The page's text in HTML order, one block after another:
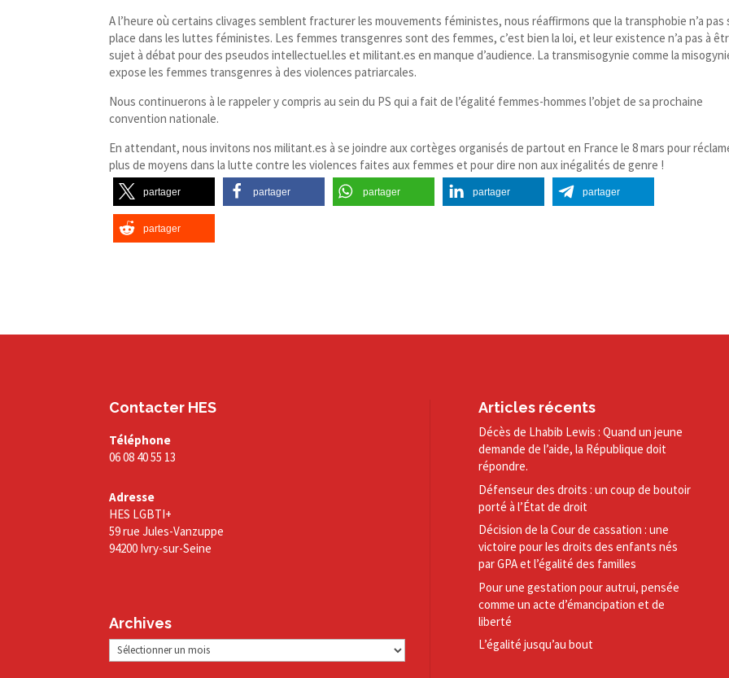
A l’heure où certains clivages semblent fracturer les mouvements féministes, nous réaffirmons que la transphobie n’a pas
place dans les luttes féministes. Les femmes transgenres sont des femmes, c’est bien la loi, et leur existence n’a pas à
sujet à débat pour des pseudos intellectuel.les et militant​.es en manque d’audience. La transmisogynie comme la
expose les femmes transgenres à des violences patriarcales.
Nous continuerons à le rappeler y compris au sein du PS qui a fait de l’égalité femmes-​hommes l’objet de sa prochaine
convention nationale.
En attendant, nous invitons nos militant​.es à se joindre aux cortèges organisés de partout en France le 8 mars pour
plus de moyens dans la lutte contre les violences faites aux femmes et pour dire non aux inégalités de genre !
partager partager partager partager partager
partager
Contacter HES
Téléphone
06 08 40 55 13
Adresse
HES LGBTI+
59 rue Jules-Vanzuppe
94200 Ivry-sur-Seine
Archives
Archives
Articles récents
Décès de Lhabib Lewis : Quand un jeune
demande de l’aide, la République doit
répondre.
Défenseur des droits : un coup de boutoir
porté à l’État de droit
Décision de la Cour de cassation : une
victoire pour les droits des enfants nés
par GPA et l’égalité des familles
Pour une gestation pour autrui, pensée
comme un acte d’émancipation et de
liberté
L’égalité jusqu’au bout